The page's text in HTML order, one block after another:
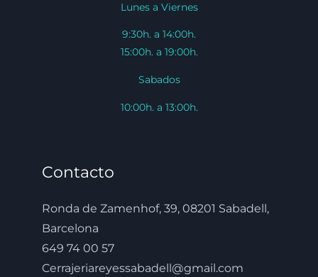
Lunes a Viernes
9:30h. a 14:00h.
15:00h. a 19:00h.
Sabados
10:00h. a 13:00h.
Contacto
Ronda de Zamenhof, 39, 08201 Sabadell,
Barcelona
649 74 00 57
Cerrajeriareyessabadell@gmail.com